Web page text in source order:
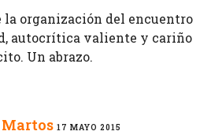
la organización del encuentro
autocrítica valiente y cariño
Un abrazo.
17 MAYO 2015